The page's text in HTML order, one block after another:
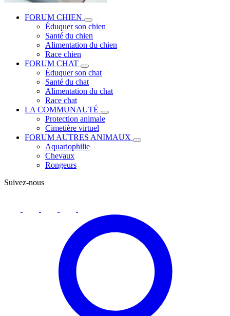
FORUM CHIEN
Éduquer son chien
Santé du chien
Alimentation du chien
Race chien
FORUM CHAT
Éduquer son chat
Santé du chat
Alimentation du chat
Race chat
LA COMMUNAUTÉ
Protection animale
Cimetière virtuel
FORUM AUTRES ANIMAUX
Aquariophilie
Chevaux
Rongeurs
Suivez-nous